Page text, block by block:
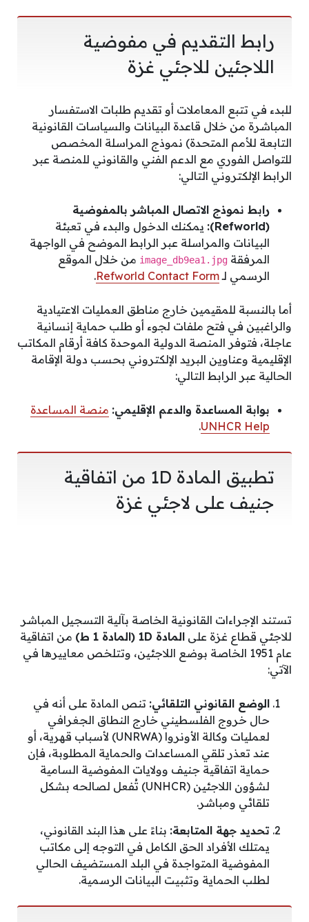
رابط التقديم في مفوضية
اللاجئين للاجئي غزة
للبدء في تتبع المعاملات أو تقديم طلبات الاستفسار
المباشرة من خلال قاعدة البيانات والسياسات القانونية
التابعة للأمم المتحدة) نموذج المراسلة المخصص
للتواصل الفوري مع الدعم الفني والقانوني للمنصة عبر
الرابط الإلكتروني التالي:
رابط نموذج الاتصال المباشر بالمفوضية
(Refworld):
يمكنك الدخول والبدء في تعبئة
البيانات والمراسلة عبر الرابط الموضح في الواجهة
المرفقة image_db9ea1.jpg من خلال الموقع
الرسمي لـRefworld Contact Form
.
أما بالنسبة للمقيمين خارج مناطق العمليات الاعتيادية
والراغبين في فتح ملفات لجوء أو طلب حماية إنسانية
عاجلة، فتوفر المنصة الدولية الموحدة كافة أرقام المكاتب
الإقليمية وعناوين البريد الإلكتروني بحسب دولة الإقامة
الحالية عبر الرابط التالي:
بوابة المساعدة والدعم الإقليمي: منصة المساعدة
UNHCR Help
.
تطبيق المادة 1D من اتفاقية
جنيف على لاجئي غزة
تستند الإجراءات القانونية الخاصة بآلية التسجيل المباشر
للاجئي قطاع غزة على المادة 1D (المادة 1 ط)
من اتفاقية
عام 1951 الخاصة بوضع اللاجئين، وتتلخص معاييرها في
الآتي:
الوضع القانوني التلقائي: تنص المادة على أنه في
حال خروج الفلسطيني خارج النطاق الجغرافي
لعمليات وكالة الأونروا (UNRWA) لأسباب قهرية، أو
عند تعذر تلقي المساعدات والحماية المطلوبة، فإن
حماية اتفاقية جنيف وولايات المفوضية السامية
لشؤون اللاجئين (UNHCR) تُفعل لصالحه بشكل
تلقائي ومباشر.
تحديد جهة المتابعة: بناءً على هذا البند القانوني،
يمتلك الأفراد الحق الكامل في التوجه إلى مكاتب
المفوضية المتواجدة في البلد المستضيف الحالي
لطلب الحماية وتثبيت البيانات الرسمية.